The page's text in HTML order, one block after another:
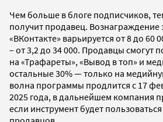
Чем больше в блоге подписчиков,
получит продавец. Вознаграждение
«ВКонтакте» варьируется от 8 до 60
– от 3,2 до 34 000. Продавцы смогут
на «Трафареты», «Вывод в топ» и
остальные 30% — только на
волна программы продлится с 17
2025 года, в дальнейшем компания
если инструмент будет